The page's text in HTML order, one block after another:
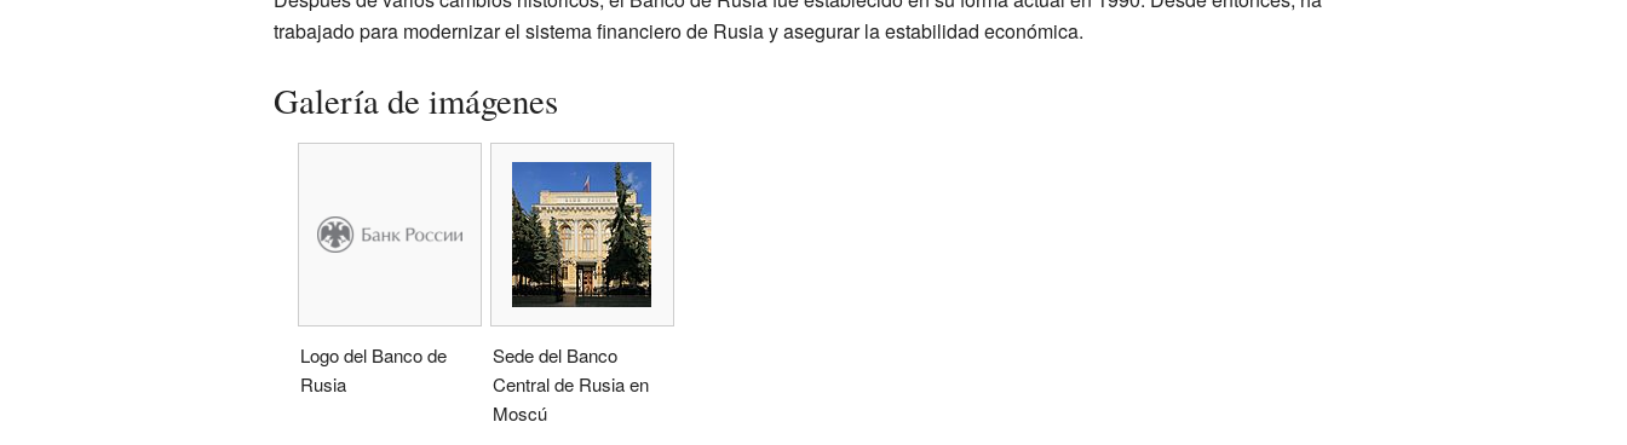
trabajado para modernizar el sistema financiero de Rusia y asegurar la estabilidad económica.
Galería de imágenes
Logo del Banco de
Rusia
Sede del Banco
Central de Rusia en
Moscú